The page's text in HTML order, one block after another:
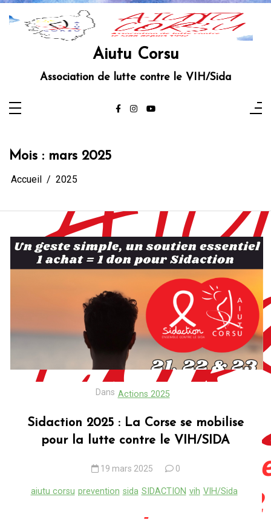
Aller
contenu
Aiutu Corsu
Association de lutte contre le VIH/Sida
Mois : mars 2025
Accueil 2025
Dans Actions 2025
Sidaction 2025 : La Corse se mobilise
pour la lutte contre le VIH/SIDA
19 mars 2025 0
aiutu corsu prevention sida SIDACTION vih VIH/Sida